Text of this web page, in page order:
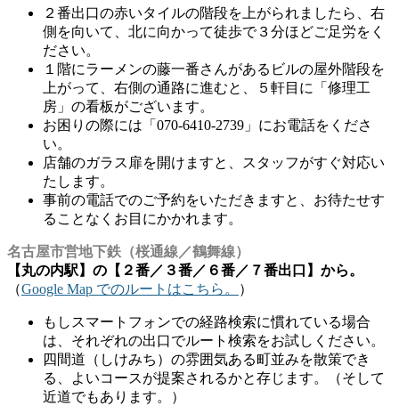
２番出口の赤いタイルの階段を上がられましたら、右
側を向いて、北に向かって徒歩で３分ほどご足労をく
ださい。
１階にラーメンの藤一番さんがあるビルの屋外階段を
上がって、右側の通路に進むと、５軒目に「修理工
房」の看板がございます。
お困りの際には「070-6410-2739」にお電話をくださ
い。
店舗のガラス扉を開けますと、スタッフがすぐ対応い
たします。
事前の電話でのご予約をいただきますと、お待たせす
ることなくお目にかかれます。
名古屋市営地下鉄（桜通線／鶴舞線）
【丸の内駅】の【２番／３番／６番／７番出口】から。
（Google Map でのルートはこちら。 ）
もしスマートフォンでの経路検索に慣れている場合
は、それぞれの出口でルート検索をお試しください。
四間道（しけみち）の雰囲気ある町並みを散策でき
る、よいコースが提案されるかと存じます。（そして
近道でもあります。）